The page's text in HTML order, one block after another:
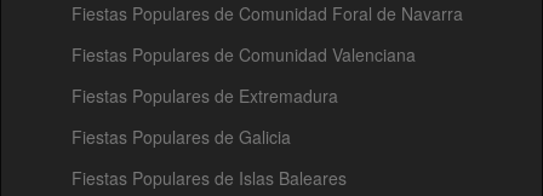
Fiestas Populares de Comunidad Foral de Navarra
Fiestas Populares de Comunidad Valenciana
Fiestas Populares de Extremadura
Fiestas Populares de Galicia
Fiestas Populares de Islas Baleares